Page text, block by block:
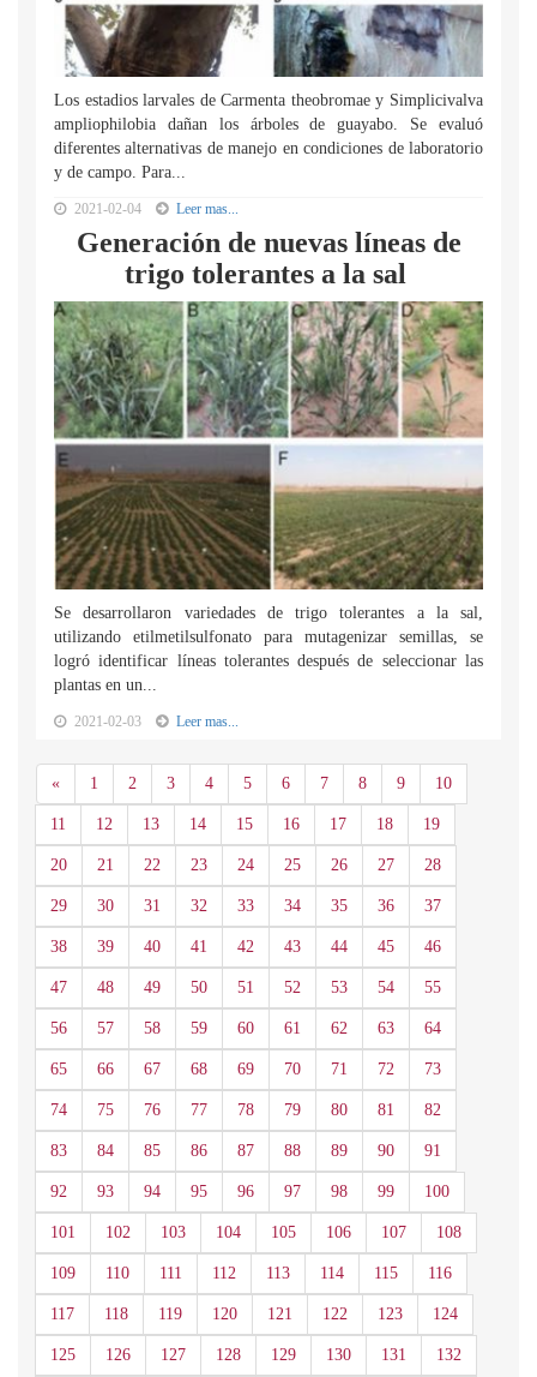
Los estadios larvales de Carmenta theobromae y Simplicivalva
ampliophilobia dañan los árboles de guayabo. Se evaluó
diferentes alternativas de manejo en condiciones de laboratorio
y de campo. Para...
2021-02-04 Leer mas...
Generación de nuevas líneas de
trigo tolerantes a la sal
Se desarrollaron variedades de trigo tolerantes a la sal,
utilizando etilmetilsulfonato para mutagenizar semillas, se
logró identificar líneas tolerantes después de seleccionar las
plantas en un...
2021-02-03 Leer mas...
«Anterior
1 2 3 4 5 6 7 8 9 10
11 12 13 14 15 16 17 18 19
20 21 22 23 24 25 26 27 28
29 30 31 32 33 34 35 36 37
38 39 40 41 42 43 44 45 46
47 48 49 50 51 52 53 54 55
56 57 58 59 60 61 62 63 64
65 66 67 68 69 70 71 72 73
74 75 76 77 78 79 80 81 82
83 84 85 86 87 88 89 90 91
92 93 94 95 96 97 98 99 100
101 102 103 104 105 106 107 108
109 110 111 112 113 114 115 116
117 118 119 120 121 122 123 124
125 126 127 128 129 130 131 132